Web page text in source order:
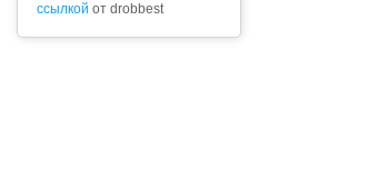
ссылкой от drobbest